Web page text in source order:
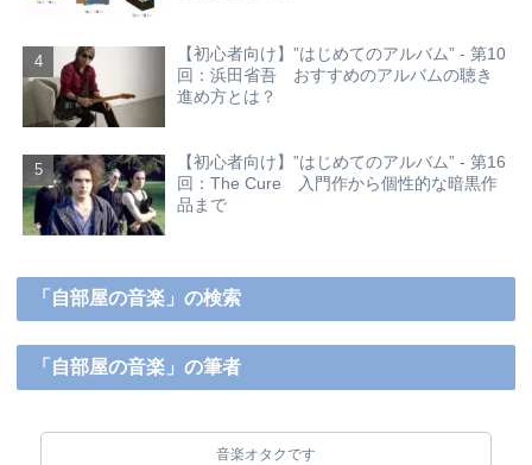
【初心者向け】”はじめてのアルバム” - 第10
回：浜田省吾 おすすめのアルバムの聴き
進め方とは？
【初心者向け】”はじめてのアルバム” - 第16
回：The Cure 入門作から個性的な暗黒作
品まで
「自部屋の音楽」の検索
「自部屋の音楽」の筆者
音楽オタクです